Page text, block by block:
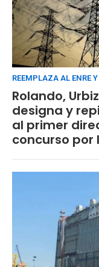
REEMPLAZA AL ENRE
Rolando,
designa y
al primer
concurso por